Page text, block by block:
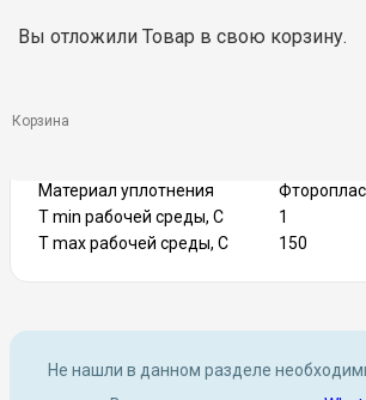
Вы отложили Товар в свою корзину.
Корзина
Тип присоединения
Резьбовое
Материал корпуса
Материал уплотнения
T min рабочей среды, C
1
T max рабочей среды, С
150
Не нашли в данном разделе